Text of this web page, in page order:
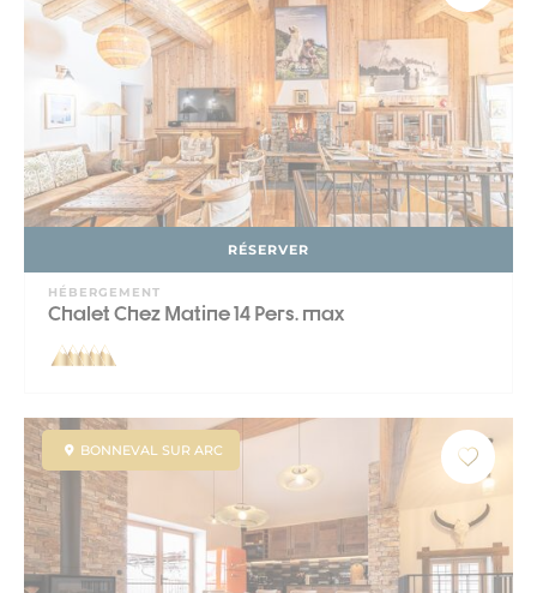
RÉSERVER
HÉBERGEMENT
Chalet Chez Matine 14 Pers. max
BONNEVAL SUR ARC